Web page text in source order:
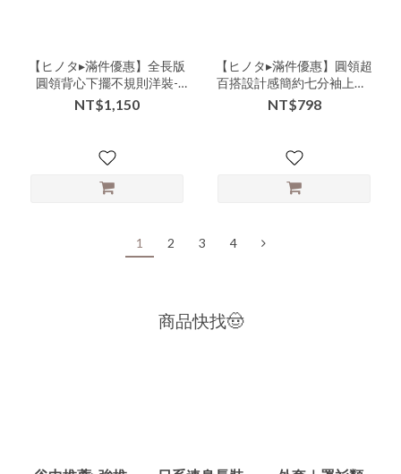
【ヒノタ▸滿件優惠】全長版
圓領背心下擺不規則洋裝-
xxx-10123▶
NT$1,150
【ヒノタ▸滿件優惠】圓領超
百搭設計感簡約七分袖上衣-
lll-000067▶
NT$798
1 2 3 4
商品快找🤠